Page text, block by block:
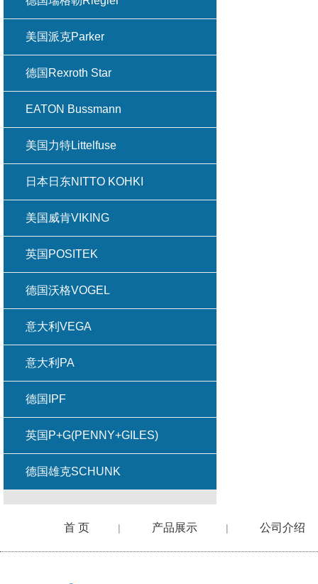
美国派克Parker
德国Rexroth Star
EATON Bussmann
美国力特Littelfuse
日本日东NITTO KOHKI
美国威肯VIKING
英国POSITEK
德国沃格VOGEL
意大利VEGA
意大利PA
德国IPF
英国P+G(PENNY+GILES)
德国雄克SCHUNK
首 页 | 产品展示 | 公司介绍